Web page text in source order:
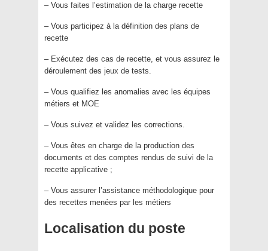
– Vous faites l’estimation de la charge recette
– Vous participez à la définition des plans de
recette
– Exécutez des cas de recette, et vous assurez le
déroulement des jeux de tests.
– Vous qualifiez les anomalies avec les équipes
métiers et MOE
– Vous suivez et validez les corrections.
– Vous êtes en charge de la production des
documents et des comptes rendus de suivi de la
recette applicative ;
– Vous assurer l’assistance méthodologique pour
des recettes menées par les métiers
Localisation du poste